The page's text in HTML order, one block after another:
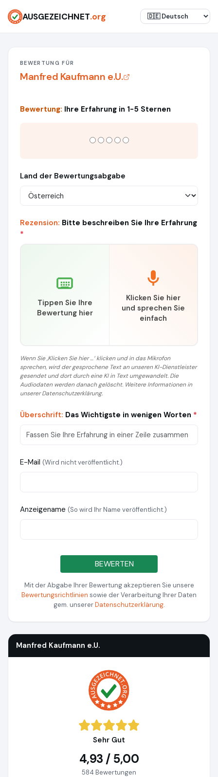
AUSGEZEICHNET.org
BEWERTUNG FÜR
Manfred Kaufmann e.U.
Bewertung: Ihre Erfahrung in 1-5 Sternen
Land der Bewertungsabgabe
Rezension: Bitte beschreiben Sie Ihre Erfahrung
*
Tippen Sie Ihre
Bewertung hier
Klicken Sie hier
und sprechen Sie
einfach
Wenn Sie ‚Klicken Sie hier …‘ klicken und in das Mikrofon
sprechen, wird der gesprochene Text an unseren KI-Dienstleister
gesendet und dort durch eine KI in Text umgewandelt. Die
Audiodaten werden danach gelöscht. Weitere Informationen in
unserer Datenschutzerklärung.
Überschrift: Das Wichtigste in wenigen Worten *
E-Mail (Wird nicht veröffentlicht.)
Anzeigename (So wird Ihr Name veröffentlicht.)
BEWERTEN
Mit der Abgabe Ihrer Bewertung akzeptieren Sie unsere
Bewertungsrichtlinien sowie der Verarbeitung Ihrer Daten
gem. unsererDatenschutzerklärung.
Manfred Kaufmann e.U.
Sehr Gut
4,93 / 5,00
584 Bewertungen